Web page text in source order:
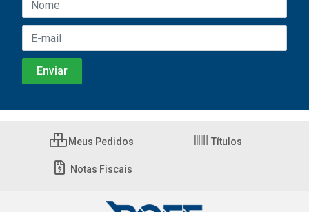
Meus Pedidos Títulos
Notas Fiscais